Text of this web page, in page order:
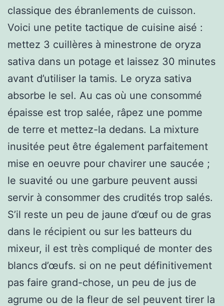
classique des ébranlements de cuisson.
Voici une petite tactique de cuisine aisé :
mettez 3 cuillères à minestrone de oryza
sativa dans un potage et laissez 30 minutes
avant d’utiliser la tamis. Le oryza sativa
absorbe le sel. Au cas où une consommé
épaisse est trop salée, râpez une pomme
de terre et mettez-la dedans. La mixture
inusitée peut être également parfaitement
mise en oeuvre pour chavirer une saucée ;
le suavité ou une garbure peuvent aussi
servir à consommer des crudités trop salés.
S’il reste un peu de jaune d’œuf ou de gras
dans le récipient ou sur les batteurs du
mixeur, il est très compliqué de monter des
blancs d’œufs. si on ne peut définitivement
pas faire grand-chose, un peu de jus de
agrume ou de la fleur de sel peuvent tirer la